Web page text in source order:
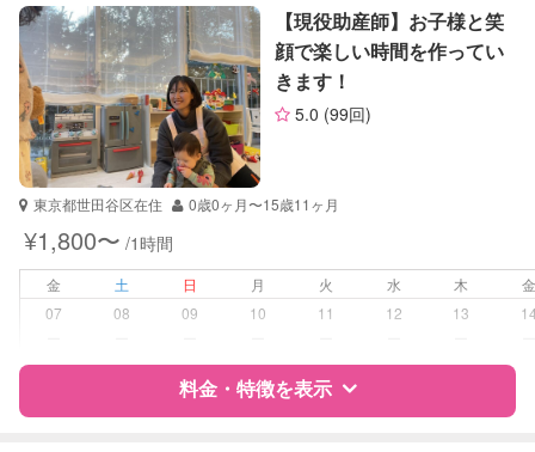
特徴 料金 レビュー
サポートの特徴
資格
企業型割引対象(旧内閣府補助対象)
自治体届出済ベビーシッター
高校受験
大学受験
中学生
【現役助産師】お子様と笑
顔で楽しい時間を作ってい
きます！
5.0 (99回)
東京都世田谷区在住 0歳0ヶ月〜15歳11ヶ月
¥1,800〜 /1時間
金 土 日 月 火 水 木
07
08 09 10 11 12 13
料金・特徴を表示